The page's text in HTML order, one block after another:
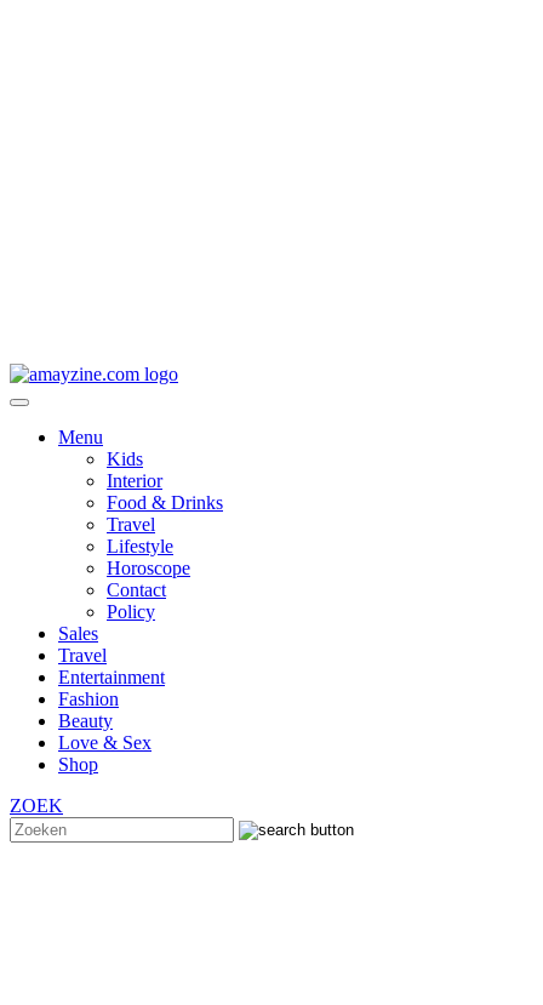
Menu
Kids
Interior
Food & Drinks
Travel
Lifestyle
Horoscope
Contact
Policy
Sales
Travel
Entertainment
Fashion
Beauty
Love & Sex
Shop
ZOEK